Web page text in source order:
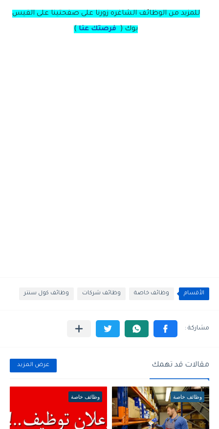
للمزيد من الوظائف الشاغره زورنا على صفحتينا على الفيس
بوك (
فرصتك عنا )
الأقسام وظائف خاصة وظائف شركات وظائف كول سنتر
مقالات قد تهمك عرض المزيد
وظائف خاصة وظائف خاصة